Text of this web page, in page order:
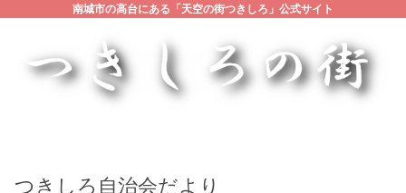
南城市の高台にある「天空の街つきしろ」公式サイト
つきしろ自治会だより